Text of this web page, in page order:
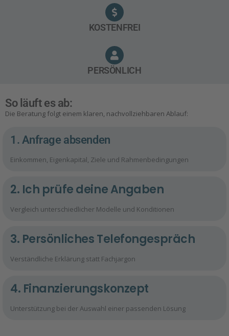
KOSTENFREI
PERSÖNLICH
So läuft es ab:
Die Beratung folgt einem klaren, nachvollziehbaren Ablauf:
1. Anfrage absenden
Einkommen, Eigenkapital, Ziele und Rahmenbedingungen
2. Ich prüfe deine Angaben
Vergleich unterschiedlicher Modelle und Konditionen
3. Persönliches Telefongespräch
Verständliche Erklärung statt Fachjargon
4. Finanzierungskonzept
Unterstützung bei der Auswahl einer passenden Lösung